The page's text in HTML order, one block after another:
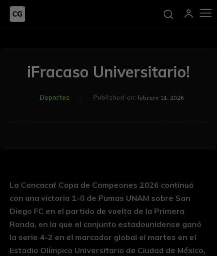
iFracaso Universitario!
Deportes Published on: febrero 11, 2026
La Concacaf Copa de Campeones 2026 continuó
con una victoria 1-0 de Pumas UNAM sobre San
Diego FC en el partido de vuelta de la Primera
Ronda, en la que el conjunto estadounidense ganó
la serie 4-2 en el marcador global el martes en el
Estadio Olímpico Universitario de Ciudad de México,